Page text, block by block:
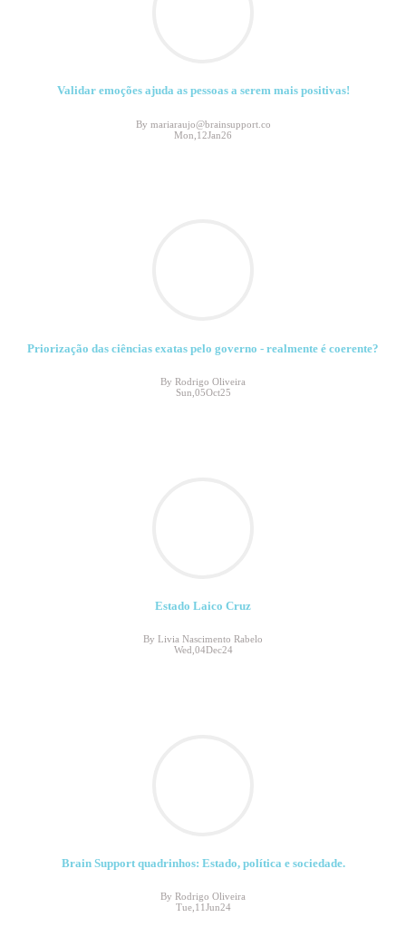
Validar emoções ajuda as pessoas a serem mais positivas!
By mariaraujo@brainsupport.co
Mon,12Jan26
Priorização das ciências exatas pelo governo - realmente é coerente?
By Rodrigo Oliveira
Sun,05Oct25
Estado Laico Cruz
By Livia Nascimento Rabelo
Wed,04Dec24
Brain Support quadrinhos: Estado, política e sociedade.
By Rodrigo Oliveira
Tue,11Jun24